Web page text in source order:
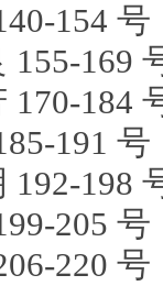
154 号
155-169
170-184
191 号
192-198
205 号
220 号